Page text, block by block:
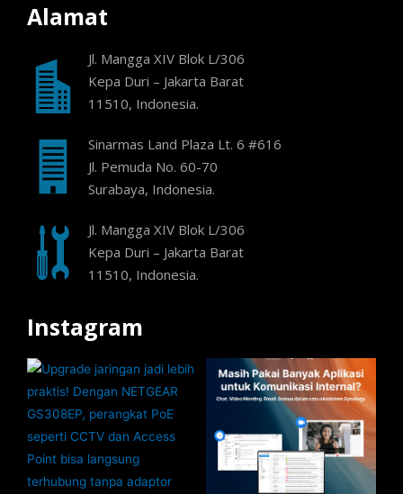
Alamat
Jl. Mangga XIV Blok L/306
Kepa Duri – Jakarta Barat
11510, Indonesia.
Sinarmas Land Plaza Lt. 6 #616
Jl. Pemuda No. 60-70
Surabaya, Indonesia.
Jl. Mangga XIV Blok L/306
Kepa Duri – Jakarta Barat
11510, Indonesia.
Instagram